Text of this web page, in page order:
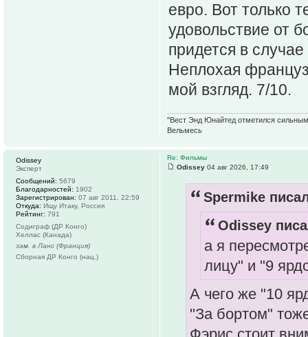
евро. Вот только
удовольствие от
придется в
Неплохая
мой взгляд. 7/10.
"Вест Энд Юнайтед отметился сильным
Вельмесь
Re: Фильмы
Odissey 04 авг 2026, 17:49
Spermike
Odissey
а я
лицу" и "9
А чего же "10
"За бортом"
Odissey
Эксперт
Сообщений: 5679
Благодарностей: 1902
Зарегистрирован: 07 авг 2011, 22:59
Откуда: Ищу Итаку, Россия
Рейтинг: 791
Содиграф (ДР Конго)
Хеллас (Канада)
зам. в Ланс (Франция)
Сборная ДР Конго (нац.)